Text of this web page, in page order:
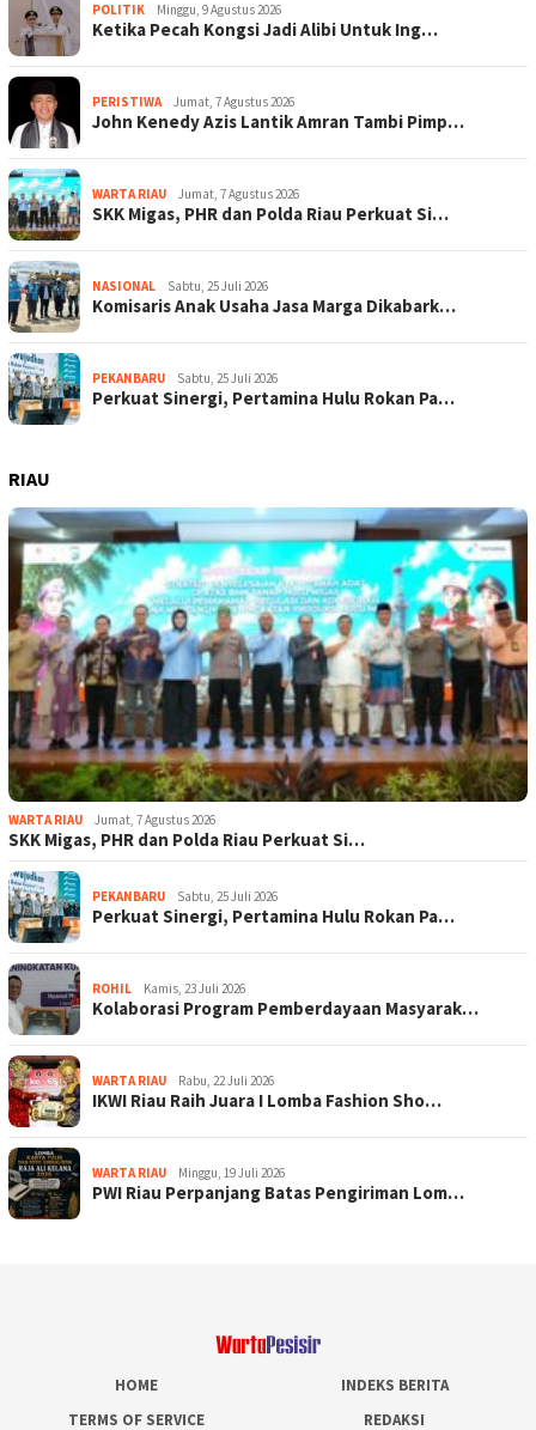
POLITIK Minggu, 9 Agustus 2026
Ketika Pecah Kongsi Jadi Alibi Untuk Ing…
PERISTIWA Jumat, 7 Agustus 2026
John Kenedy Azis Lantik Amran Tambi Pimp…
WARTA RIAU Jumat, 7 Agustus 2026
SKK Migas, PHR dan Polda Riau Perkuat Si…
NASIONAL Sabtu, 25 Juli 2026
Komisaris Anak Usaha Jasa Marga Dikabark…
PEKANBARU Sabtu, 25 Juli 2026
Perkuat Sinergi, Pertamina Hulu Rokan Pa…
RIAU
WARTA RIAU Jumat, 7 Agustus 2026
SKK Migas, PHR dan Polda Riau Perkuat Si…
PEKANBARU Sabtu, 25 Juli 2026
Perkuat Sinergi, Pertamina Hulu Rokan Pa…
ROHIL Kamis, 23 Juli 2026
Kolaborasi Program Pemberdayaan Masyarak…
WARTA RIAU Rabu, 22 Juli 2026
IKWI Riau Raih Juara I Lomba Fashion Sho…
WARTA RIAU Minggu, 19 Juli 2026
PWI Riau Perpanjang Batas Pengiriman Lom…
HOME
INDEKS BERITA
TERMS OF SERVICE
REDAKSI